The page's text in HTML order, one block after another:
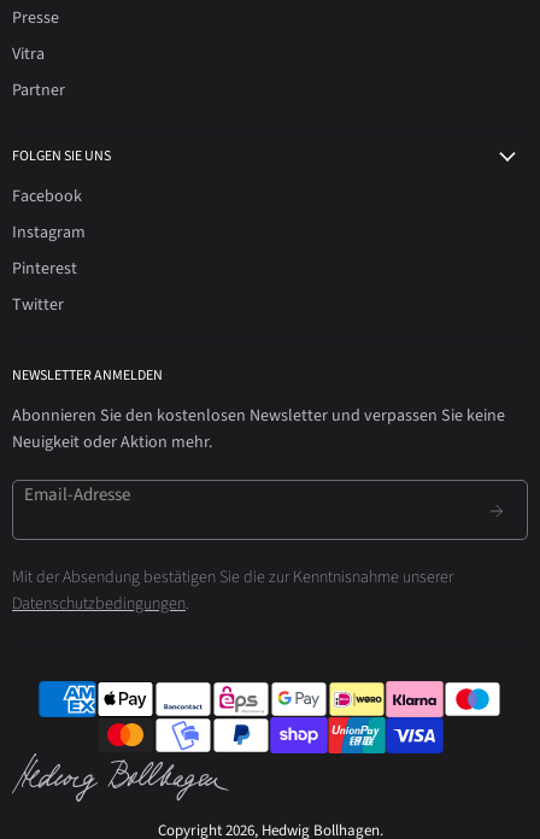
Presse
Vitra
Partner
FOLGEN SIE UNS
Facebook
Instagram
Pinterest
Twitter
NEWSLETTER ANMELDEN
Abonnieren Sie den kostenlosen Newsletter und verpassen Sie keine
Neuigkeit oder Aktion mehr.
Email-Adresse
Mit der Absendung bestätigen Sie die zur Kenntnisnahme unserer
Datenschutzbedingungen.
Copyright 2026, Hedwig Bollhagen.